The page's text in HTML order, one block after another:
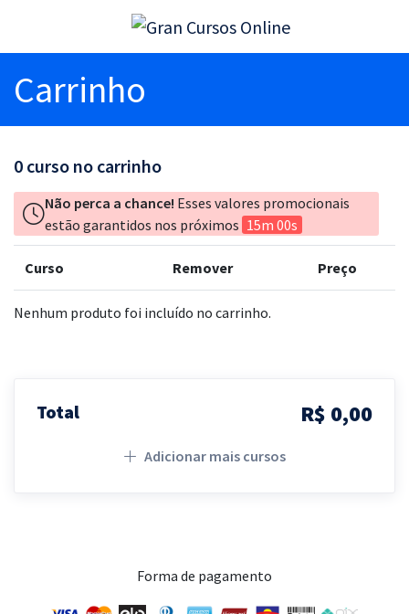
Carrinho
0 curso no carrinho
Não perca a chance! Esses valores promocionais
estão garantidos nos próximos 15m 00s
Curso Remover Preço
Nenhum produto foi incluído no carrinho.
Total R$ 0,00
Adicionar mais cursos
Forma de pagamento